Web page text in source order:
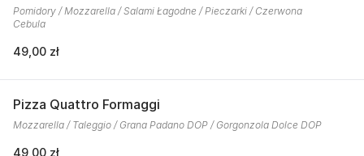
Pomidory / Mozzarella / Salami Łagodne / Pieczarki / Czerwona
Cebula
49,00 zł
Pizza Quattro Formaggi
Mozzarella / Taleggio / Grana Padano DOP / Gorgonzola Dolce DOP
49,00 zł